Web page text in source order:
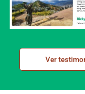
Ver